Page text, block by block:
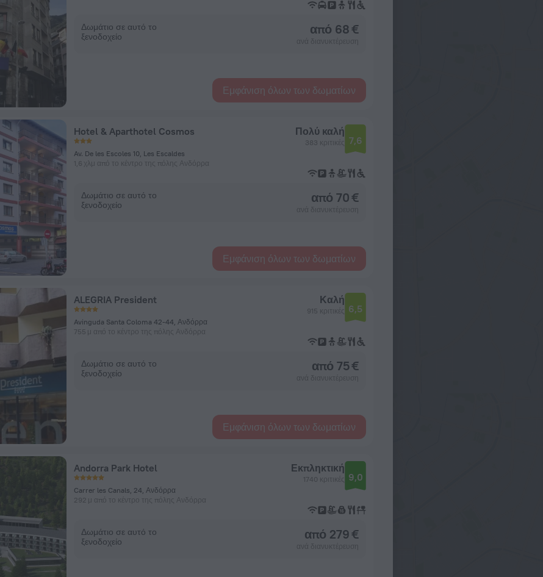
Δωμάτιο σε αυτό το
ξενοδοχείο
από 68 €
Εμφάνιση όλων των δωματίων
Hotel & Aparthotel Cosmos
Av. De les Escoles 10, Les Escaldes
1,6 χλμ από το κέντρο της πόλης Ανδόρρα
Πολύ καλή
383 κριτικές 7,6
Δωμάτιο σε αυτό το
ξενοδοχείο
από 70 €
Εμφάνιση όλων των δωματίων
ALEGRIA President
Avinguda Santa Coloma 42-44, Ανδόρρα
755 μ από το κέντρο της πόλης Ανδόρρα
Καλή
915 κριτικές 6,5
Δωμάτιο σε αυτό το
ξενοδοχείο
από 75 €
Εμφάνιση όλων των δωματίων
Andorra Park Hotel
Carrer les Canals, 24, Ανδόρρα
292 μ από το κέντρο της πόλης Ανδόρρα
Εκπληκτική
1740 κριτικές 9,0
Δωμάτιο σε αυτό το
ξενοδοχείο
από 279 €